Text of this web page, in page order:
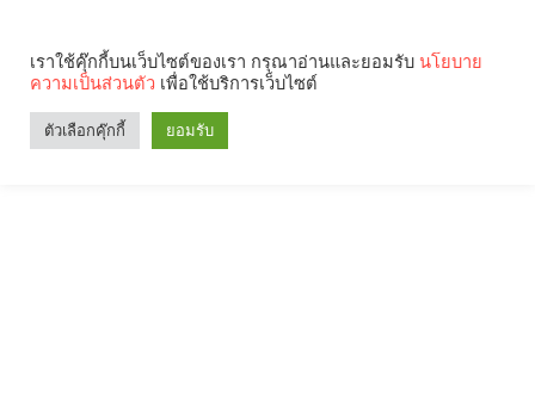
เราใช้คุ๊กกี้บนเว็บไซต์ของเรา กรุณาอ่านและยอมรับ นโยบาย
ความเป็นส่วนตัว เพื่อใช้บริการเว็บไซต์
ตัวเลือกคุ๊กกี้ ยอมรับ